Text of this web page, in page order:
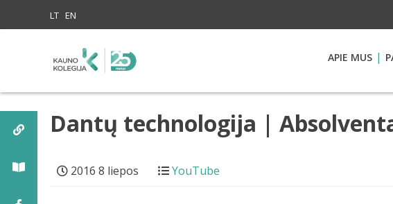
LT EN
APIE MUS
Dantų technologija |
2016 8 liepos YouTube